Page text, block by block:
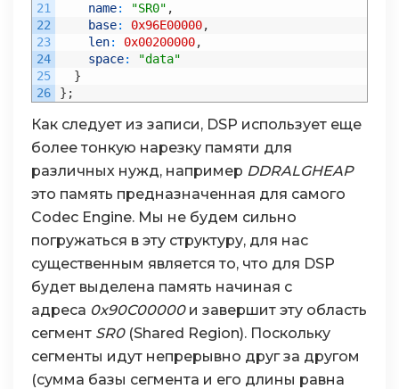
21
22
23
24
25
26
name: "SR0" ,
base: 0x96E00000,
len: 0x00200000,
space:
"data"
}
} ;
Как следует из записи, DSP использует еще
более тонкую нарезку памяти для
различных нужд, например DDRALGHEAP
это память предназначенная для самого
Codec Engine. Мы не будем сильно
погружаться в эту структуру, для нас
существенным является то, что для DSP
будет выделена память начиная с
адреса 0x90C00000и завершит эту область
сегмент SR0(Shared Region). Поскольку
сегменты идут непрерывно друг за другом
(сумма базы сегмента и его длины равна